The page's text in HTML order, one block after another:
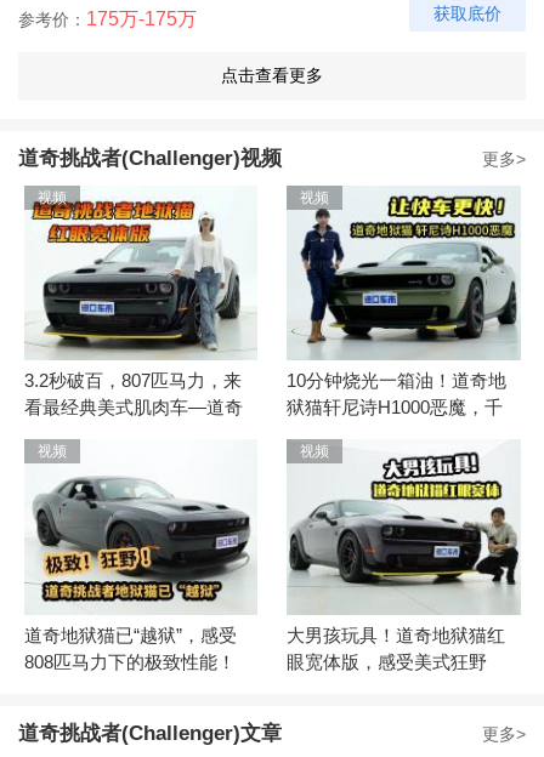
参考价： 175万-175万 获取底价
22款 6.2T SRT Hellcat Redeye Widebody Jailbreak
22款 6.2T SRT Super Stock
参考价：200万-200万 获取底价
22款 6.2T SRT Jailbreak越狱版
参考价：200万-200万 获取底价
22款 3.6L SXT
参考价：
22款 3.6L SXT Plus包
参考价：55万-55万 获取底价
22款 3.6L GT
参考价：59.8万-59.8万 获取底价
22款 6.2T SRT Hellcat地狱猫
道奇挑战者(Challenger)视频 更多>
视频
3.2秒破百，807匹马力，来
看最经典美式肌肉车—道奇
视频
10分钟烧光一箱油！道奇地
狱猫轩尼诗H1000恶魔，千
视频
道奇地狱猫已“越狱”，感受
808匹马力下的极致性能！
视频
大男孩玩具！道奇地狱猫红
眼宽体版，感受美式狂野
道奇挑战者(Challenger)文章 更多>